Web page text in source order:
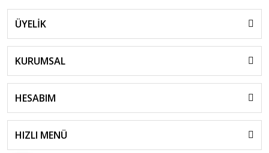
ÜYELİK
KURUMSAL
HESABIM
HIZLI MENÜ